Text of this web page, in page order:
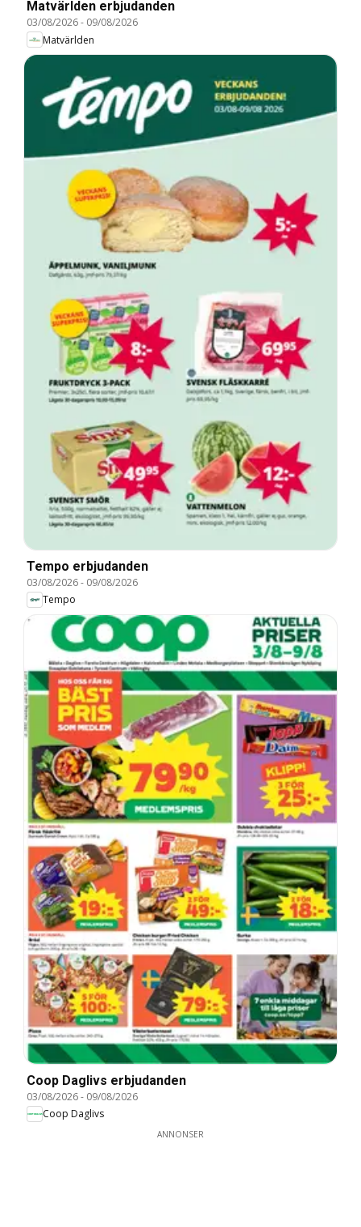
Matvärlden erbjudanden
03/08/2026- 09/08/2026
Matvärlden
Tempo erbjudanden
03/08/2026- 09/08/2026
Tempo
Coop Daglivs erbjudanden
03/08/2026- 09/08/2026
Coop Daglivs
ANNONSER